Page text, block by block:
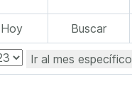
Hoy Buscar
Ir al mes específico